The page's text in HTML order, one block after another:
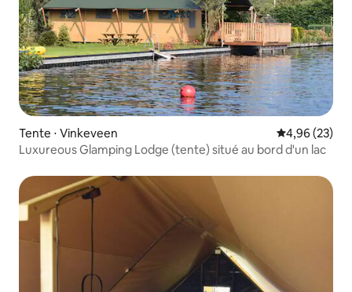
Tente ⋅ Vinkeveen Évaluation
4,96 (23)
Luxureous Glamping Lodge (tente) situé au bord d'un lac